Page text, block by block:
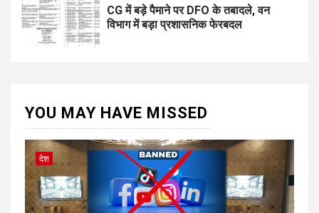
CG में बड़े पैमाने पर DFO के तबादले, वन
विभाग में बड़ा प्रशासनिक फेरबदल
YOU MAY HAVE MISSED
देश